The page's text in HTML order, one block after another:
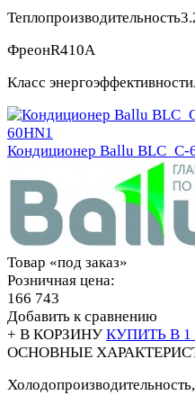
Теплопроизводительность
ФреонR410A
Класс энергоэффективности
Кондиционер Ballu BLC_C-
Товар «под заказ»
Розничная цена:
166 743
Добавить к сравнению
+ В КОРЗИНУ КУПИТЬ В
ОСНОВНЫЕ